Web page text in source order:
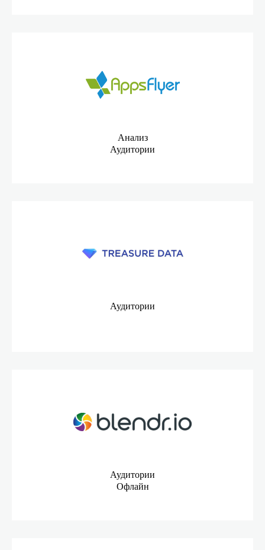
Анализ
Аудитории
Аудитории
Аудитории
Офлайн